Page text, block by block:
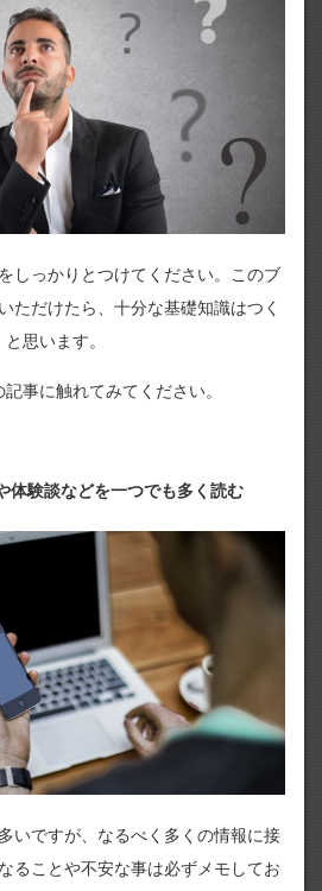
しっかりとつけてください。このブ
ただけたら、十分な基礎知識はつく
と思います。
事に触れてみてください。
験談などを一つでも多く読む
いですが、なるべく多くの情報に接
ることや不安な事は必ずメモしてお